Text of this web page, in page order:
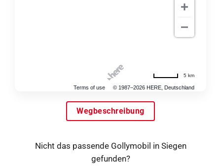
Terms of use © 1987–2026 HERE, Deutschland
5 km
Wegbeschreibung
Nicht das passende Gollymobil in Siegen
gefunden?